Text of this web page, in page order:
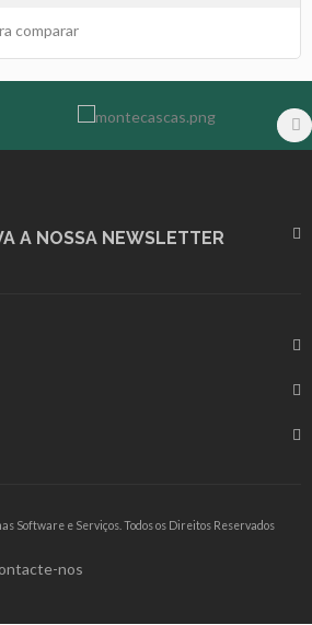
comparar
A NOSSA NEWSLETTER
Software e Serviços. Todos os Direitos Reservados
nos